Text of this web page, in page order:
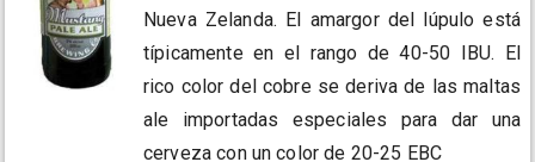
Nueva Zelanda. El amargor del lúpulo está
típicamente en el rango de 40-50 IBU. El
rico color del cobre se deriva de las maltas
ale importadas especiales para dar una
cerveza con un color de 20-25 EBC